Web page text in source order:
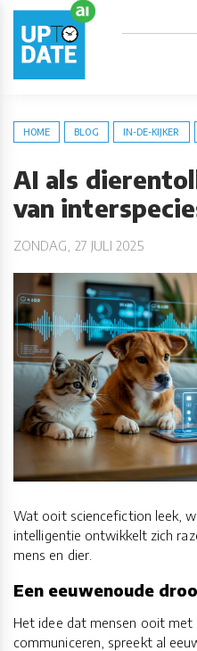
HOME BLOG IN-DE-KIJKER
AI als
van
ZONDAG, 27 JULI 2025
Wat ooit sciencefiction leek,
intelligentie ontwikkelt zich
mens en dier.
Een eeuwenoude
Het idee dat mensen ooit met
communiceren, spreekt al